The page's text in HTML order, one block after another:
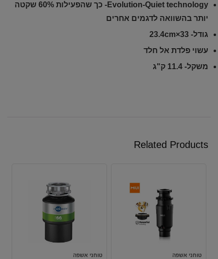
Evolution-Quiet technology- כך שהפעילות 60% שקטה
יותר בהשוואה לדגמים אחרים
גודל- 33×23.4cm
עשוי פלדת אל חלד
משקל- 11.4 ק"ג
Related Products
טוחני אשפה טוחני אשפה